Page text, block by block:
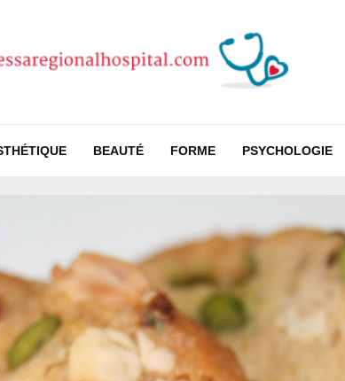
BEAUTÉ FORME PSYCHOLOGIE